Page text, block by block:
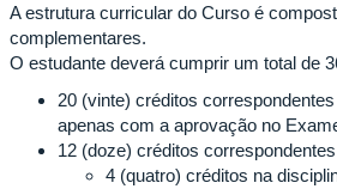
A estrutura curricular do Curso é
complementares.
O estudante deverá cumprir um total de
20 (vinte) créditos
apenas com a aprovação no
12 (doze) créditos
4 (quatro) créditos na